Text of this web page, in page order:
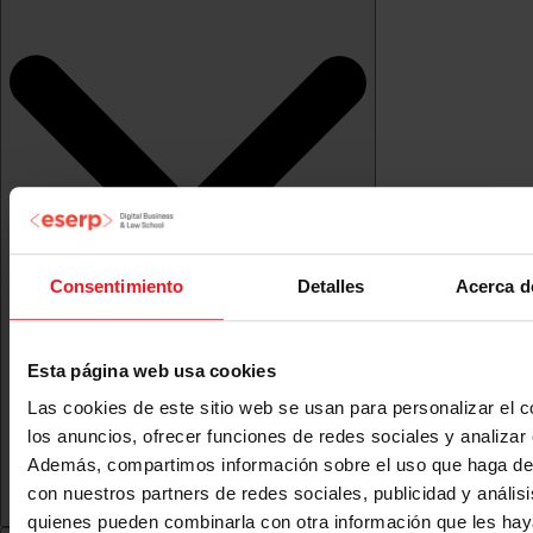
Consentimiento Detalles Acerca
Esta página web usa cookies
Las cookies de este sitio web se usan para personalizar el
los anuncios, ofrecer funciones de redes sociales y analizar
Además, compartimos información sobre el uso que haga
con nuestros partners de redes sociales, publicidad y
quienes pueden combinarla con otra información que les